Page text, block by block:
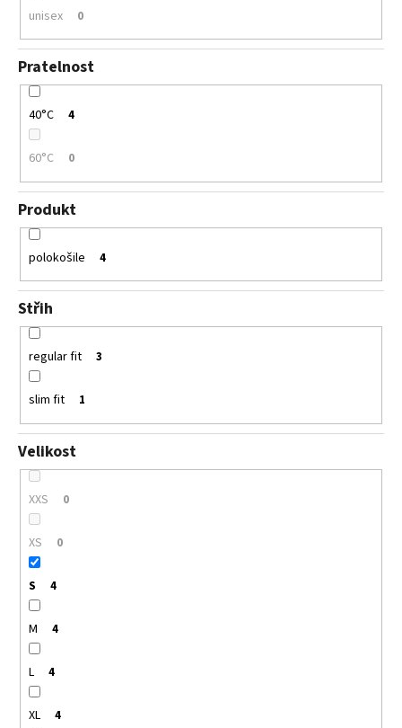
unisex 0
Pratelnost
40°C 4
60°C 0
Produkt
polokošile 4
Střih
regular fit 3
slim fit 1
Velikost
XXS 0
XS 0
S 4
M 4
L 4
XL 4